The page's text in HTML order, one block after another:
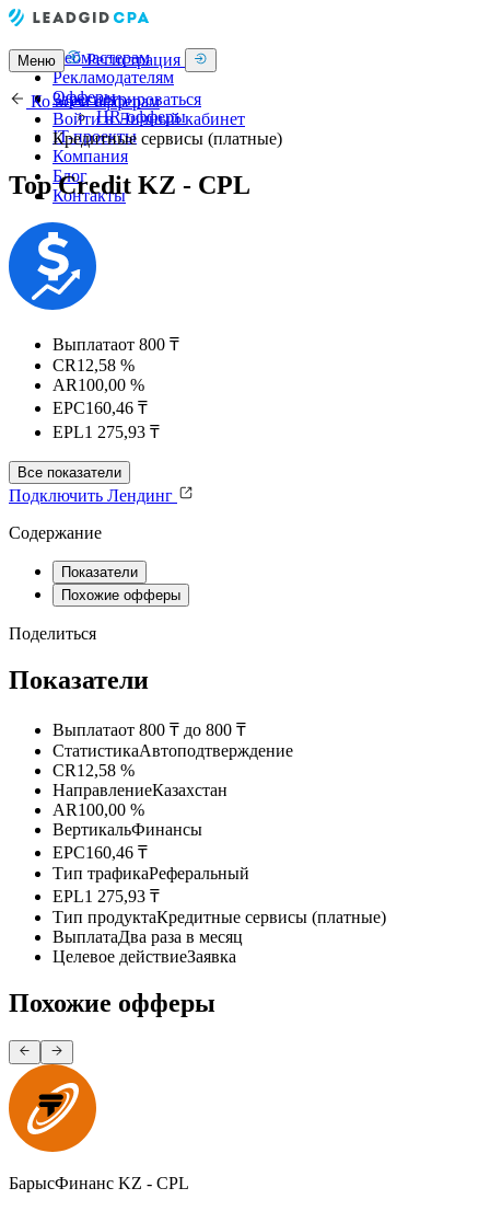
Вебмастерам
Рекламодателям
Офферы
HR-офферы
IT-проекты
Компания
Блог
Контакты
Меню Регистрация
Зарегистрироваться
Войти в Личный кабинет
Ко всем офферам
Кредитные сервисы (платные)
Top Credit KZ - CPL
Выплатаот 800 ₸
CR12,58 %
AR100,00 %
EPC160,46 ₸
EPL1 275,93 ₸
Все показатели
Подключить Лендинг
Содержание
Показатели
Похожие офферы
Поделиться
Показатели
Выплатаот 800 ₸ до 800 ₸
СтатистикаАвтоподтверждение
CR12,58 %
НаправлениеКазахстан
AR100,00 %
ВертикальФинансы
EPC160,46 ₸
Тип трафикаРеферальный
EPL1 275,93 ₸
Тип продуктаКредитные сервисы (платные)
ВыплатаДва раза в месяц
Целевое действиеЗаявка
Похожие офферы
БарысФинанс KZ - CPL